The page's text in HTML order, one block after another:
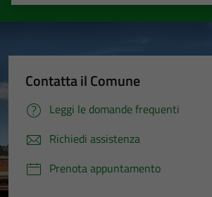
Contatta il Comune
Leggi le domande frequenti
Richiedi assistenza
Prenota appuntamento